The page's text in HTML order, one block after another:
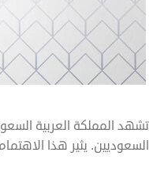
السعوديين. يثير هذا